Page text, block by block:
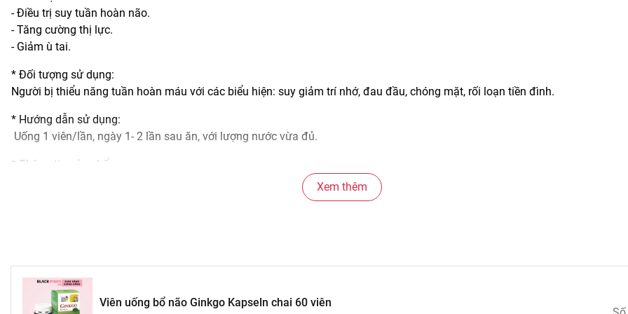
- Điều trị suy tuần hoàn não.
- Tăng cường thị lực.
- Giảm ù tai.
* Đối tượng sử dụng:
Người bị thiểu năng tuần hoàn máu với các biểu hiện: suy giảm trí nhớ, đau đầu, chóng mặt, rối loạn tiền đình.
* Hướng dẫn sử dụng:
Uống 1 viên/lần, ngày 1- 2 lần sau ăn, với lượng nước vừa đủ.
* Thông tin sản phẩm:
#vienuongbonaouytin #vienuongbonaoantoan #vienuongbonaogiamchongmat #suygiamtrinho #tangcuongtuanhoanmau
#giamdaudau #giamhoamatchongmat #vienuongtotchonao #thucphamchucnang #thucphamchucnangbonao #bonao
#vienuongbonao #blackpinks #blackpinksvn #blackpinkscom #blackpinkscomvn #blackpink #blackpinkvn #blackpinkcom
Xem thêm
Viên uống bổ não Ginkgo Kapseln chai 60 viên